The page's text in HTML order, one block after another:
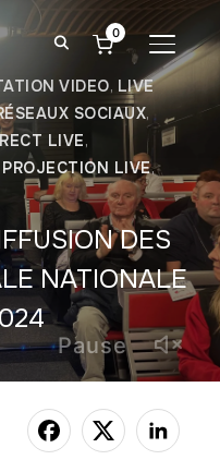
0
VIDEO, LIVE
SOCIAUX,
LIVE,
PROJECTION LIVE,
DES
NATIONALE
Pause